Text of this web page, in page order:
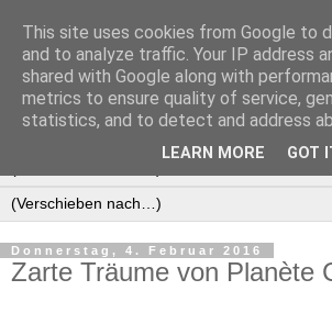
Manus Testwelt,
außer langweilig
Donnerstag, 4. Februar 2016
Zarte Träume von Planète
This site uses cookies from Google to
and to analyze traffic. Your IP address
shared with Google along with
metrics to ensure quality of service,
statistics, and to detect and address
LEARN MORE GOT